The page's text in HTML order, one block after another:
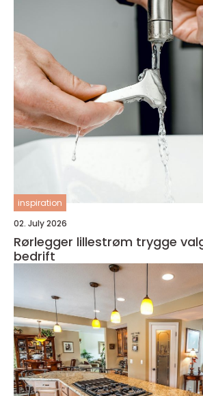
inspiration
02. July 2026
Rørlegger lillestrøm trygge valg for bolig og
bedrift